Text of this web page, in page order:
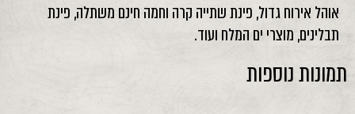
אוהל אירוח גדול, פינת שתייה קרה וחמה חינם משתלה, פינת
תבלינים, מוצרי ים המלח ועוד.
תמונות נוספות